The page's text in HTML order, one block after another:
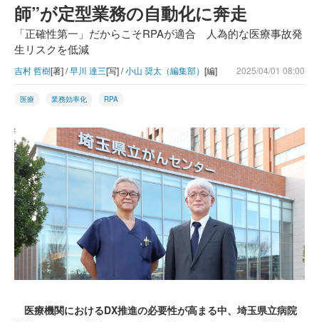
師”が定型業務の自動化に奔走
「正確性第一」だからこそRPAが適合 人為的な医療事故発
生リスクを低減
吉村 哲樹[著] /早川 達三[写] /小山 奨太（編集部） [編] 2025/04/01 08:00
医療 業務効率化 RPA
医療機関におけるDX推進の必要性が高まる中、埼玉県立病院